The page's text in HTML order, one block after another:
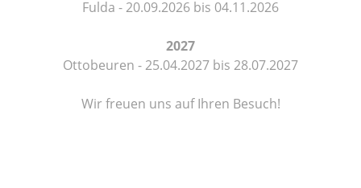
Fulda - 20.09.2026 bis 04.11.2026
2027
Ottobeuren - 25.04.2027 bis 28.07.2027
Wir freuen uns auf Ihren Besuch!